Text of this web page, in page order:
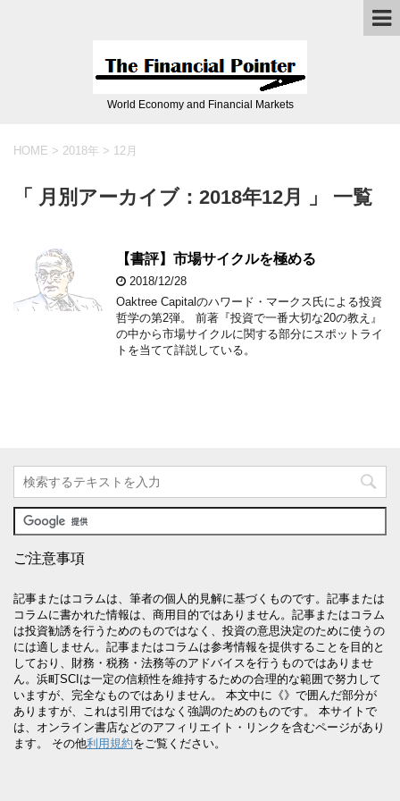
World Economy and Financial Markets
HOME > 2018年 > 12月
「 月別アーカイブ：2018年12月 」 一覧
【書評】市場サイクルを極める
2018/12/28
Oaktree Capitalのハワード・マークス氏による投資
哲学の第2弾。 前著『投資で一番大切な20の教え』
の中から市場サイクルに関する部分にスポットライ
トを当てて詳説している。
ご注意事項
記事またはコラムは、筆者の個人的見解に基づくものです。記事または
コラムに書かれた情報は、商用目的ではありません。記事またはコラム
は投資勧誘を行うためのものではなく、投資の意思決定のために使うの
には適しません。記事またはコラムは参考情報を提供することを目的と
しており、財務・税務・法務等のアドバイスを行うものではありませ
ん。浜町SCIは一定の信頼性を維持するための合理的な範囲で努力して
いますが、完全なものではありません。 本文中に《》で囲んだ部分が
ありますが、これは引用ではなく強調のためのものです。 本サイトで
は、オンライン書店などのアフィリエイト・リンクを含むページがあり
ます。 その他利用規約をご覧ください。